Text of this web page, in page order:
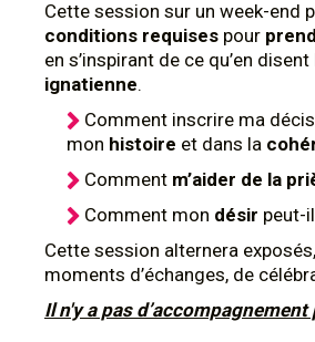
Cette session sur un week-end
conditions requises pour
en s’inspirant de ce qu’en disent
ignatienne.
Comment inscrire ma
mon histoire et dans la
Comment m’aider de la
Comment mon désir peut-
Cette session alternera
moments d’échanges, de
Il n'y a pas